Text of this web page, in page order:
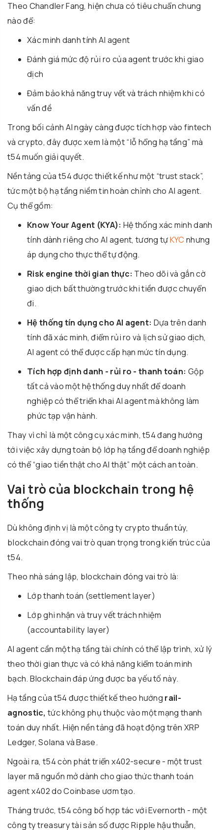
Theo Chandler Fang, hiện chưa có tiêu chuẩn chung
nào để:
Xác minh danh tính AI agent
Đánh giá mức độ rủi ro của agent trước khi giao
dịch
Đảm bảo khả năng truy vết và trách nhiệm khi có
vấn đề
Trong bối cảnh AI ngày càng được tích hợp vào fintech
và crypto, đây được xem là một “lỗ hổng hạ tầng” mà
t54 muốn giải quyết.
Nền tảng của t54 được thiết kế như một “trust stack”,
tức một bộ hạ tầng niềm tin hoàn chỉnh cho AI agent.
Cụ thể gồm:
Know Your Agent (KYA): Hệ thống xác minh danh
tính dành riêng cho AI agent, tương tựKYC nhưng
áp dụng cho thực thể tự động.
Risk engine thời gian thực: Theo dõi và gắn cờ
giao dịch bất thường trước khi tiền được chuyển
đi.
Hệ thống tín dụng cho AI agent: Dựa trên danh
tính đã xác minh, điểm rủi ro và lịch sử giao dịch,
AI agent có thể được cấp hạn mức tín dụng.
Tích hợp định danh - rủi ro - thanh toán: Gộp
tất cả vào một hệ thống duy nhất để doanh
nghiệp có thể triển khai AI agent mà không làm
phức tạp vận hành.
Thay vì chỉ là một công cụ xác minh, t54 đang hướng
tới việc xây dựng toàn bộ lớp hạ tầng để doanh nghiệp
có thể “giao tiền thật cho AI thật” một cách an toàn.
Vai trò của blockchain trong hệ
thống
Dù không định vị là một công ty crypto thuần túy,
blockchain đóng vai trò quan trọng trong kiến trúc của
t54.
Theo nhà sáng lập, blockchain đóng vai trò là:
Lớp thanh toán (settlement layer)
Lớp ghi nhận và truy vết trách nhiệm
(accountability layer)
AI agent cần một hạ tầng tài chính có thể lập trình, xử lý
theo thời gian thực và có khả năng kiểm toán minh
bạch. Blockchain đáp ứng được ba yếu tố này.
Hạ tầng của t54 được thiết kế theo hướng rail-
agnostic, tức không phụ thuộc vào một mạng thanh
toán duy nhất. Hiện nền tảng đã hoạt động trên XRP
Ledger, Solana và Base.
Ngoài ra, t54 còn phát triển x402-secure - một trust
layer mã nguồn mở dành cho giao thức thanh toán
agent x402 do Coinbase ươm tạo.
Tháng trước, t54 công bố hợp tác với Evernorth - một
công ty treasury tài sản số được Ripple hậu thuẫn,